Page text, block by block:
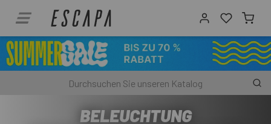
BELEUCHTUNG